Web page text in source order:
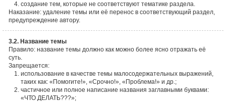
создание тем, которые не соответствуют тематике раздела.
Наказание: удаление темы или её перенос в соответствующий раздел,
предупреждение автору.
3.2. Название темы
Правило: название темы должно как можно более ясно отражать её
суть.
Запрещается:
использование в качестве темы малосодержательных выражений,
таких как: «Помогите!», «Срочно!», «Проблема!» и др.;
частичное или полное написание названия заглавными буквами:
«ЧТО ДЕЛАТЬ???»;